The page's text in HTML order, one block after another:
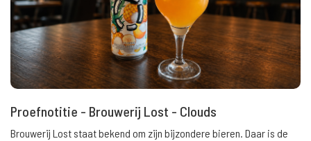
Proefnotitie - Brouwerij Lost - Clouds
Brouwerij Lost staat bekend om zijn bijzondere bieren. Daar is de